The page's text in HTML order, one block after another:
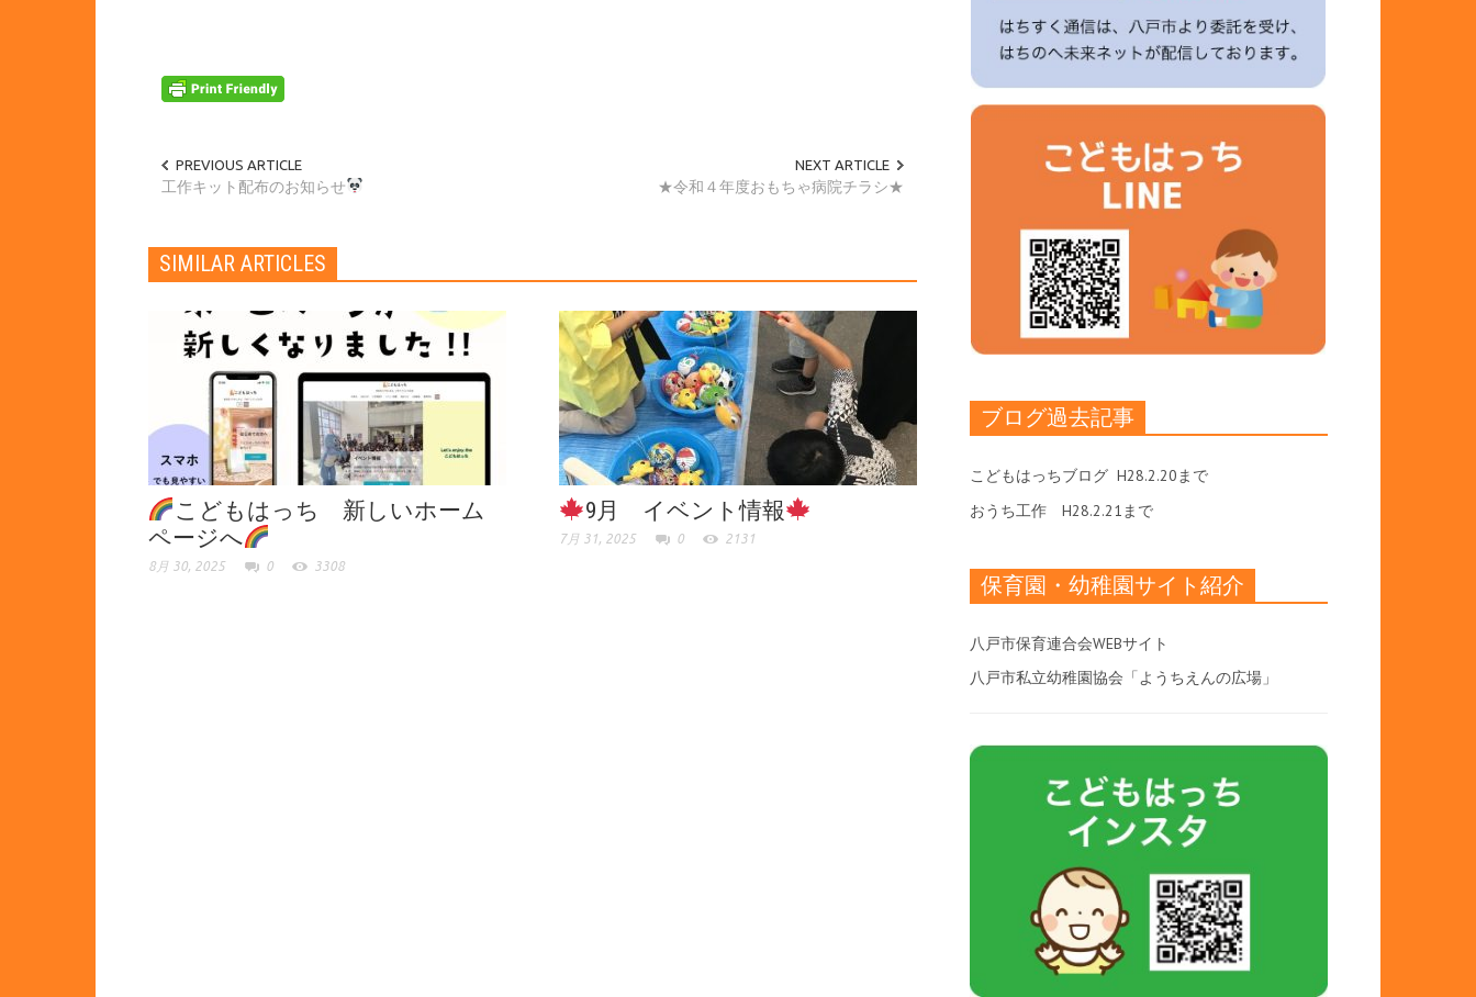
PREVIOUS ARTICLE
工作キット配布のお知らせ
NEXT ARTICLE
★令和４年度おもちゃ病院チラシ★
SIMILAR ARTICLES
こどもはっち 新しいホーム
ページへ
8月 30, 2025 0 3308
9月 イベント情報
7月 31, 2025 0 2131
ブログ過去記事
こどもはっちブログ H28.2.20まで
おうち工作 H28.2.21まで
保育園・幼稚園サイト紹介
八戸市保育連合会WEBサイト
八戸市私立幼稚園協会「ようちえんの広場」